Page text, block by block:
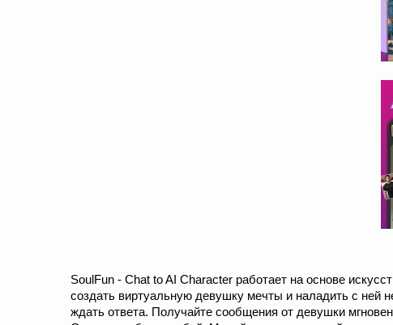
SoulFun - Chat to AI Character работает на основе
создать виртуальную девушку мечты и наладить с ней
ждать ответа. Получайте сообщения от девушки